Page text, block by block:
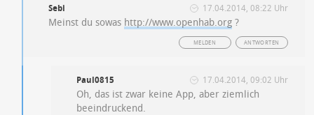
Sebi 17.04.2014, 08:22 Uhr
Meinst du sowas http://www.openhab.org ?
ANTWORTEN
MELDEN
Paul0815 17.04.2014, 09:02 Uhr
Oh, das ist zwar keine App, aber ziemlich
beeindruckend.